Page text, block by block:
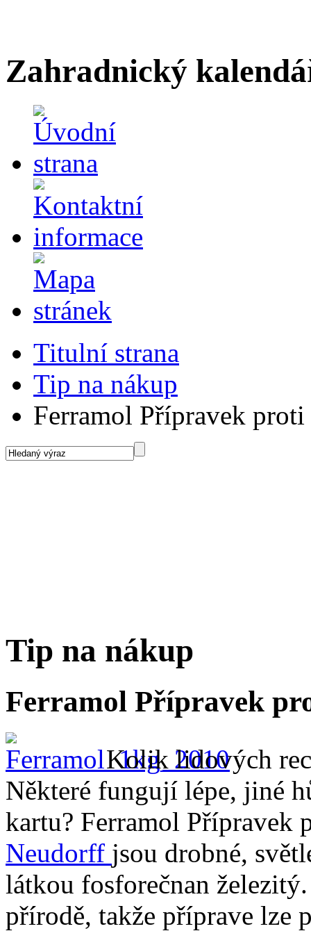
Zahradnický
Titulní strana
Tip na nákup
Ferramol Přípravek
Tip na nákup
Ferramol Přípravek
Kolik lidových
Některé fungují lépe, jiné
kartu? Ferramol Přípravek
Neudorff jsou drobné,
látkou fosforečnan
přírodě, takže příprave lze